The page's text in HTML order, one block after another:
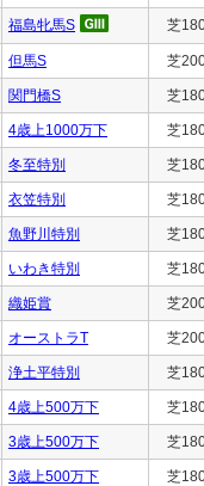
福島牝馬S 芝
但馬S 芝
関門橋S 芝
4歳上1000万下 芝
冬至特別 芝
衣笠特別 芝
魚野川特別 芝
いわき特別 芝
織姫賞 芝
オーストラT 芝
浄土平特別 芝
4歳上500万下 芝
3歳上500万下 芝
3歳上500万下 芝